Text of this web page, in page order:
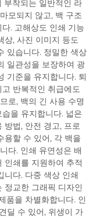
부착되는 일반적인 라
모되지 않고, 백 구조
. 고해상도 인쇄 기능
상, 사진 이미지 등도
있습니다. 정밀한 색상
일관성을 보장하여 광
기준을 유지합니다. 퇴
반복적인 취급에도
로, 백의 긴 사용 수명
을 유지합니다. 넓은
방법, 안전 경고, 프로
용할 수 있어, 각 백을
다. 인쇄 유연성은 배
인쇄를 지원하여 추적
니다. 다중 색상 인쇄
정교한 그래픽 디자인
품을 차별화합니다. 인
딜 수 있어, 위생이 가